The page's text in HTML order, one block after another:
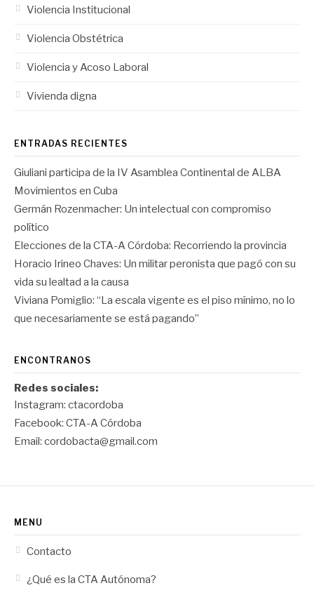
Violencia Institucional
Violencia Obstétrica
Violencia y Acoso Laboral
Vivienda digna
ENTRADAS RECIENTES
Giuliani participa de la IV Asamblea Continental de ALBA
Movimientos en Cuba
Germán Rozenmacher: Un intelectual con compromiso
político
Elecciones de la CTA-A Córdoba: Recorriendo la provincia
Horacio Irineo Chaves: Un militar peronista que pagó con su
vida su lealtad a la causa
Viviana Pomiglio: “La escala vigente es el piso mínimo, no lo
que necesariamente se está pagando”
ENCONTRANOS
Redes sociales:
Instagram: ctacordoba
Facebook: CTA-A Córdoba
Email: cordobacta@gmail.com
MENÚ
Contacto
¿Qué es la CTA Autónoma?